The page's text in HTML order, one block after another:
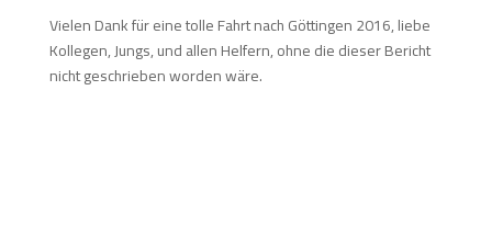
Vielen Dank für eine tolle Fahrt nach Göttingen 2016, liebe
Kollegen, Jungs, und allen Helfern, ohne die dieser Bericht
nicht geschrieben worden wäre.